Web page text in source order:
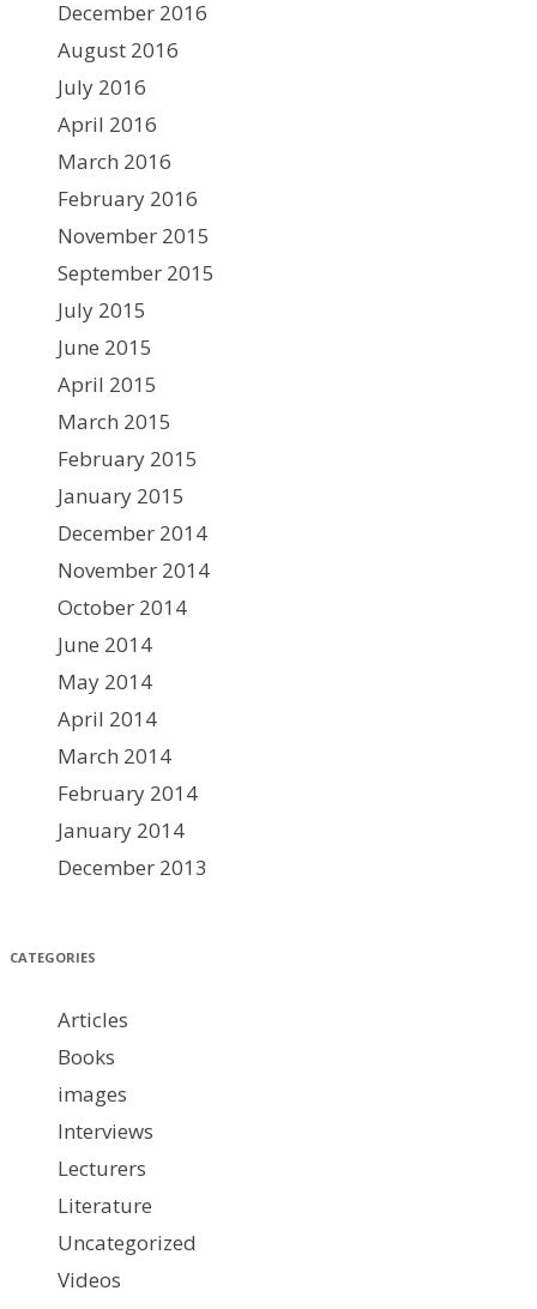
December 2016
August 2016
July 2016
April 2016
March 2016
February 2016
November 2015
September 2015
July 2015
June 2015
April 2015
March 2015
February 2015
January 2015
December 2014
November 2014
October 2014
June 2014
May 2014
April 2014
March 2014
February 2014
January 2014
December 2013
CATEGORIES
Articles
Books
images
Interviews
Lecturers
Literature
Uncategorized
Videos